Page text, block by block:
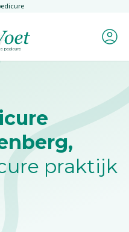
homepagina
Mijn
praktijk